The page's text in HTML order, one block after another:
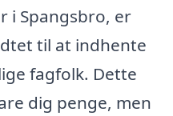
i Spangsbro, er
til at indhente
fagfolk. Dette
dig penge, men